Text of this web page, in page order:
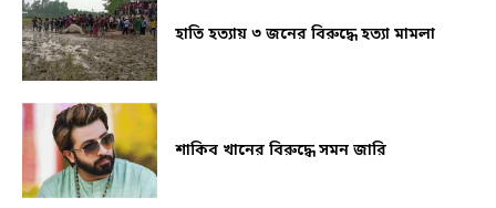
হাতি হত্যায় ৩ জনের বিরুদ্ধে হত্যা মামলা
শাকিব খানের বিরুদ্ধে সমন জারি